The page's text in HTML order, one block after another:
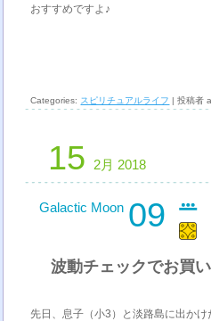
おすすめですよ♪
Categories: スピリチュアルライフ | 投稿者
15 2月 2018
Galactic Moon 09
波動チェックでお買
先日、息子（小3）と淡路島に出かけ